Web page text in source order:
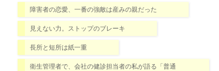
障害者の恋愛、一番の強敵は産みの親だった
見えない力。ストップのブレーキ
長所と短所は紙一重
衛生管理者で、会社の健診担当者の私が語る「普通